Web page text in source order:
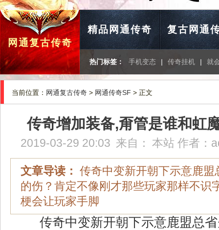
网通复古传奇
精品网通传奇 复古网通
热门标签： 手机变态 | 传奇挂机 | 就
当前位置： 网通复古传奇 > 网通传奇SF > 正文
传奇增加装备,甭管是谁和虹
2019-03-29 20:03 来自： 本站 作者：
文章导读： 传奇中变新开朝下示意鹿盟
的伤？肯定不像刚才那些玩家那样不识
梗会让玩家手脚
传奇中变新开朝下示意鹿盟总